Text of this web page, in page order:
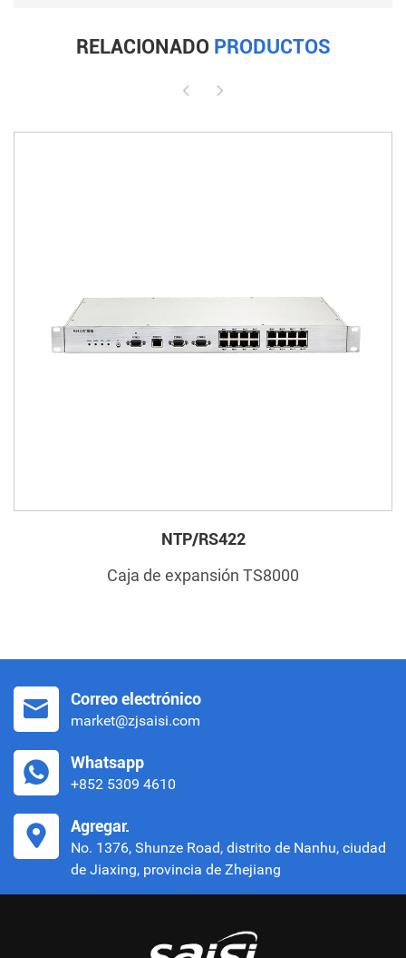
RELACIONADO PRODUCTOS
NTP/RS422
Caja de expansión TS8000
Correo electrónico
market@zjsaisi.com
Whatsapp
+852 5309 4610
Agregar.
No. 1376, Shunze Road, distrito de Nanhu, ciudad
de Jiaxing, provincia de Zhejiang